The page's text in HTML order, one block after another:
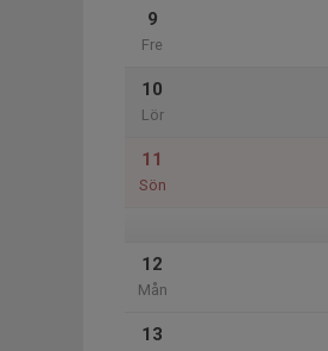
9
Fre
10
Lör
11
Sön
12
Mån
13